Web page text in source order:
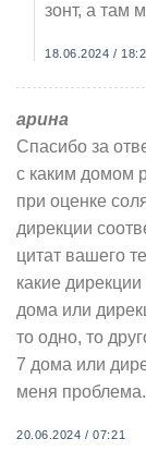
зонт, а там
18.06.2024 /
арина
Спасибо за
с каким домом
при оценке
дирекции
цитат вашего
какие
дома или
то одно, то
7 дома или
меня проблема.
20.06.2024 / 07:21